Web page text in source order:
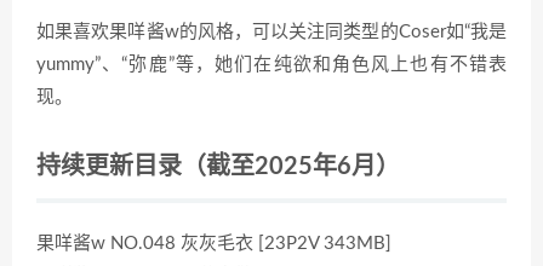
如果喜欢果咩酱w的风格，可以关注同类型的Coser如“我是
yummy”、“弥鹿”等，她们在纯欲和角色风上也有不错表
现。
持续更新目录（截至2025年6月）
果咩酱w NO.048 灰灰毛衣 [23P2V 343MB]